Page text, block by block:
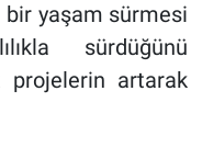
bir yaşam sürmesi
sürdüğünü
projelerin artarak